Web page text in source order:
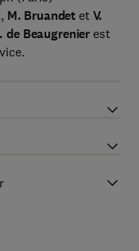
M. Bruandet et V.
de Beaugrenier est